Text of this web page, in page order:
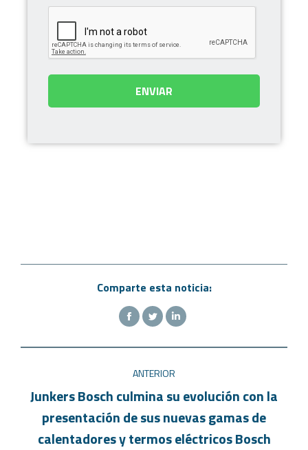
Comparte esta noticia:
ANTERIOR
Junkers Bosch culmina su evolución con la
presentación de sus nuevas gamas de
calentadores y termos eléctricos Bosch